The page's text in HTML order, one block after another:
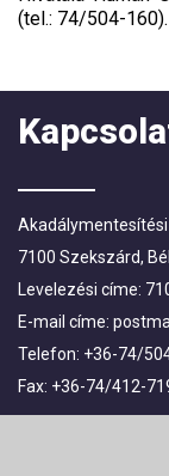
(tel.: 74/504-160).
7100 Szekszárd,
Levelezési címe:
E-mail címe:
Telefon: +36-74/
Fax: +36-74/412-